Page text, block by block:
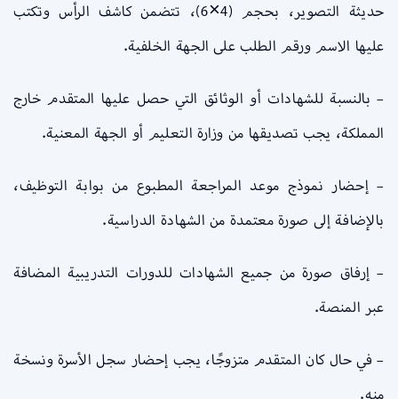
حديثة التصوير، بحجم (4×6)، تتضمن كاشف الرأس وتكتب
عليها الاسم ورقم الطلب على الجهة الخلفية.
– بالنسبة للشهادات أو الوثائق التي حصل عليها المتقدم خارج
المملكة، يجب تصديقها من وزارة التعليم أو الجهة المعنية.
– إحضار نموذج موعد المراجعة المطبوع من بوابة التوظيف،
بالإضافة إلى صورة معتمدة من الشهادة الدراسية.
– إرفاق صورة من جميع الشهادات للدورات التدريبية المضافة
عبر المنصة.
– في حال كان المتقدم متزوجًا، يجب إحضار سجل الأسرة ونسخة
منه.